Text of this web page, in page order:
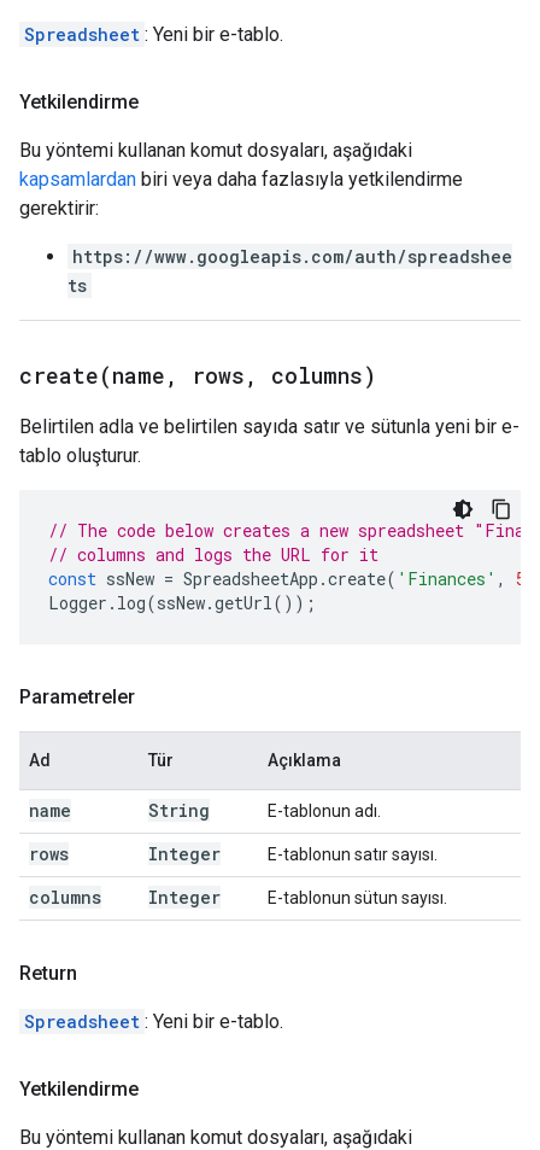
Spreadsheet : Yeni bir e-tablo.
Yetkilendirme
Bu yöntemi kullanan komut dosyaları, aşağıdaki
kapsamlardan biri veya daha fazlasıyla yetkilendirme
gerektirir:
https://www.googleapis.com/auth/spreadshee
ts
create(name , rows , columns)
Belirtilen adla ve belirtilen sayıda satır ve sütunla yeni bir e-
tablo oluşturur.
// The code below creates a new spreadsheet
// columns and logs the URL for it
const ssNew = SpreadsheetApp .create( 'Finances' , 50
Logger . log(ssNew.getUrl());
Parametreler
Ad Tür Açıklama
name String E-tablonun adı.
rows Integer E-tablonun satır sayısı.
columns Integer E-tablonun sütun sayısı.
Return
Spreadsheet : Yeni bir e-tablo.
Yetkilendirme
Bu yöntemi kullanan komut dosyaları, aşağıdaki